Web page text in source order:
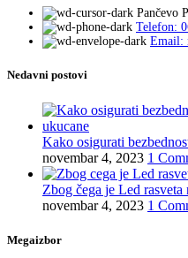
Pančevo
Telefon:
Email:
Nedavni postovi
Kako osigurati
novembar 4, 2023 1
Zbog čega je Led
novembar 4, 2023 1
Megaizbor